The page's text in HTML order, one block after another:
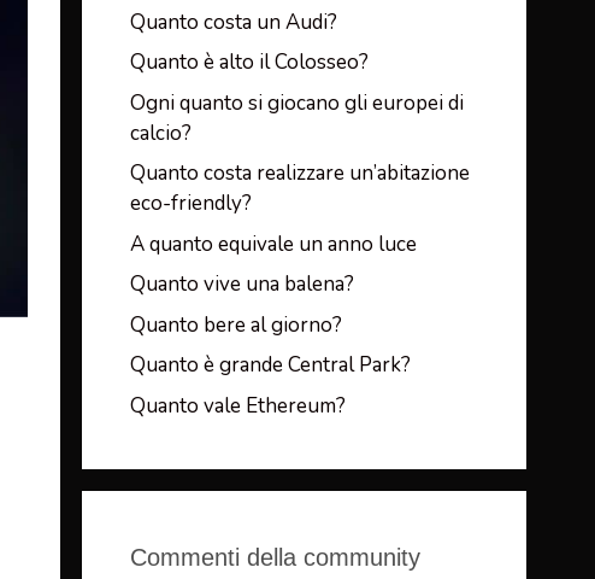
Quanto costa un Audi?
Quanto è alto il Colosseo?
Ogni quanto si giocano gli europei di
calcio?
Quanto costa realizzare un’abitazione
eco-friendly?
A quanto equivale un anno luce
Quanto vive una balena?
Quanto bere al giorno?
Quanto è grande Central Park?
Quanto vale Ethereum?
Commenti della community